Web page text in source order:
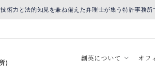
術力と法的知見を兼ね備えた弁理士が集う特許事務
）
創英について オフ